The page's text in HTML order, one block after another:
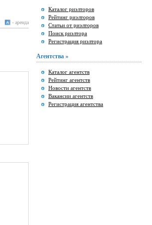
- аренда
Каталог риэлторов
Рейтинг риэлторов
Статьи от риэлторов
Поиск риэлтора
Регистрация риэлтора
Агентства »
Каталог агентств
Рейтинг агентств
Новости агентств
Вакансии агентств
Регистрация агентства